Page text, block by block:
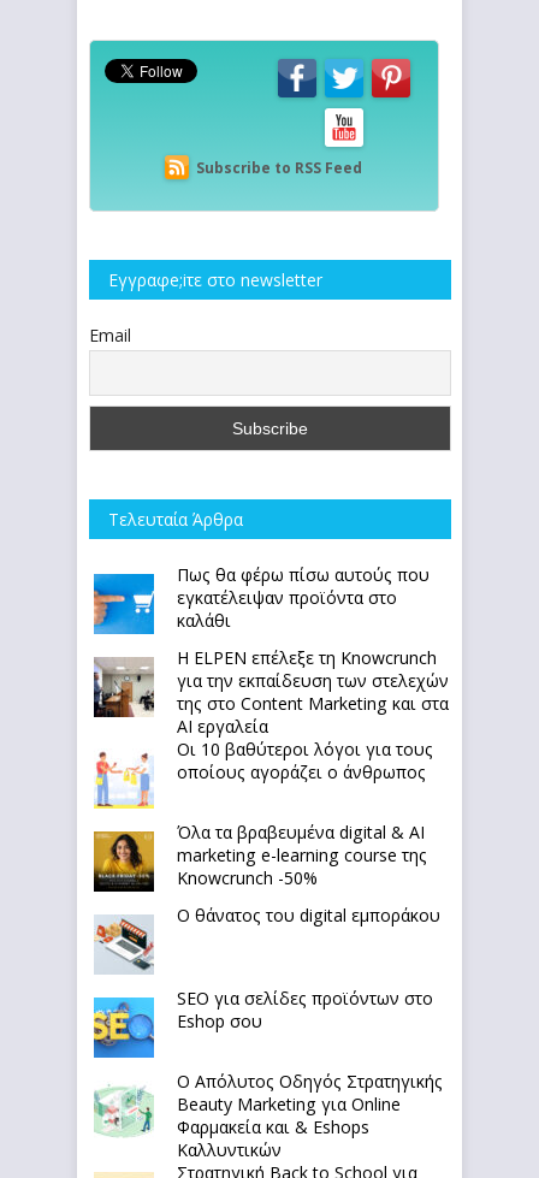
Subscribe to RSS Feed
Εγγραφe;iτε στο newsletter
Email
Τελευταία Άρθρα
Πως θα φέρω πίσω αυτούς που
εγκατέλειψαν προϊόντα στο
καλάθι
Η ELPEN επέλεξε τη Knowcrunch
για την εκπαίδευση των στελεχών
της στο Content Marketing και στα
AI εργαλεία
Οι 10 βαθύτεροι λόγοι για τους
οποίους αγοράζει ο άνθρωπος
Όλα τα βραβευμένα digital & AI
marketing e-learning course της
Knowcrunch -50%
Ο θάνατος του digital εμποράκου
SEO για σελίδες προϊόντων στο
Eshop σου
Ο Απόλυτoς Οδηγός Στρατηγικής
Beauty Marketing για Online
Φαρμακεία και & Eshops
Καλλυντικών
Στρατηγική Back to School για